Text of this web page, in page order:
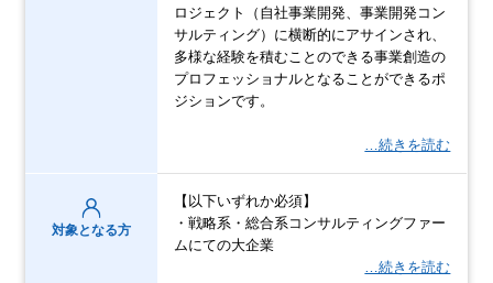
ロジェクト（自社事業開発、事業開発コン
サルティング）に横断的にアサインされ、
多様な経験を積むことのできる事業創造の
プロフェッショナルとなることができるポ
ジションです。
…続きを読む
対象となる方
【以下いずれか必須】
・戦略系・総合系コンサルティングファー
ムにての大企業
…続きを読む